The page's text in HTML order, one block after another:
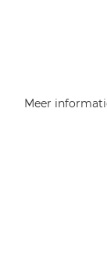
Meer